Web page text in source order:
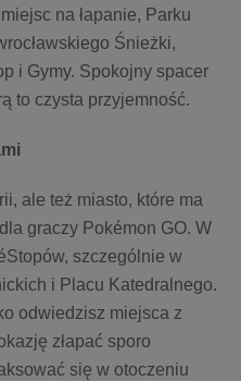
na łapanie, Parku
Śnieżki,
i Gymy. Spokojny spacer
to czysta przyjemność.
ale też miasto, które ma
graczy Pokémon GO. W
szczególnie w
i Placu Katedralnego.
odwiedzisz miejsca z
złapać sporo
się w otoczeniu